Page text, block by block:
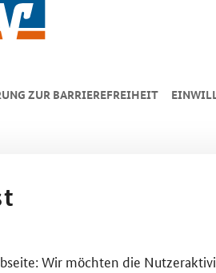
ZUR BARRIEREFREIHEIT
Wir möchten die